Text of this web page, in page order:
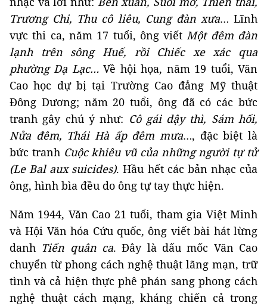
Trương Chi, Thu cô liêu, Cung đàn xưa… Lĩnh
vực thi ca, năm 17 tuổi, ông viếtMột đêm đàn
lạnh trên sông Huế, rồi Chiếc xe xác qua
phường Dạ Lạc…Về hội họa, năm 19 tuổi, Văn
Cao học dự bị tại Trường Cao đẳng Mỹ thuật
Đông Dương; năm 20 tuổi, ông đã có các bức
tranh gây chú ý như: Cô gái dậy thì, Sám hối,
Nửa đêm, Thái Hà ấp đêm mưa…, đặc biệt là
bức tranh Cuộc khiêu vũ của những người tự tử
(Le Bal aux suicides). Hầu hết các bản nhạc của
ông, hình bìa đều do ông tự tay thực hiện.
Năm 1944, Văn Cao 21 tuổi, tham gia Việt Minh
và Hội Văn hóa Cứu quốc, ông viết bài hát lừng
danh Tiến quân ca. Đây là dấu mốc Văn Cao
chuyển từ phong cách nghệ thuật lãng mạn, trữ
tình và cả hiện thực phê phán sang phong cách
nghệ thuật cách mạng, kháng chiến cả trong